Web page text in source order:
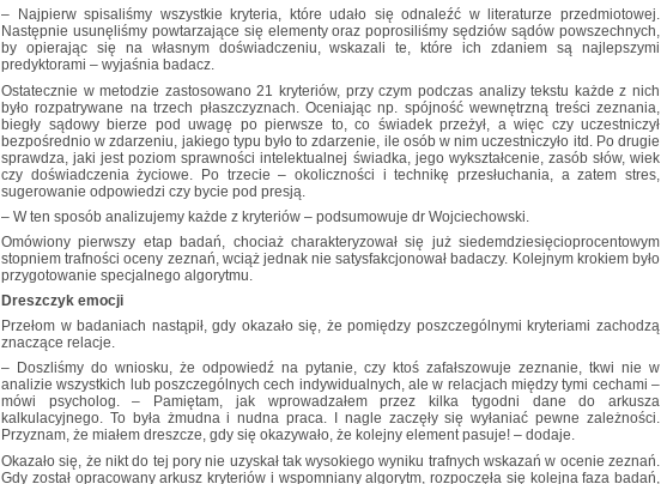
– Najpierw spisaliśmy wszystkie kryteria, które udało się odnaleźć w literaturze przedmiotowej.
Następnie usunęliśmy powtarzające się elementy oraz poprosiliśmy sędziów sądów powszechnych,
by opierając się na własnym doświadczeniu, wskazali te, które ich zdaniem są najlepszymi
predyktorami – wyjaśnia badacz.
Ostatecznie w metodzie zastosowano 21 kryteriów, przy czym podczas analizy tekstu każde z nich
było rozpatrywane na trzech płaszczyznach. Oceniając np. spójność wewnętrzną treści zeznania,
biegły sądowy bierze pod uwagę po pierwsze to, co świadek przeżył, a więc czy uczestniczył
bezpośrednio w zdarzeniu, jakiego typu było to zdarzenie, ile osób w nim uczestniczyło itd. Po drugie
sprawdza, jaki jest poziom sprawności intelektualnej świadka, jego wykształcenie, zasób słów, wiek
czy doświadczenia życiowe. Po trzecie – okoliczności i technikę przesłuchania, a zatem stres,
sugerowanie odpowiedzi czy bycie pod presją.
– W ten sposób analizujemy każde z kryteriów – podsumowuje dr Wojciechowski.
Omówiony pierwszy etap badań, chociaż charakteryzował się już siedemdziesięcioprocentowym
stopniem trafności oceny zeznań, wciąż jednak nie satysfakcjonował badaczy. Kolejnym krokiem było
przygotowanie specjalnego algorytmu.
Dreszczyk emocji
Przełom w badaniach nastąpił, gdy okazało się, że pomiędzy poszczególnymi kryteriami zachodzą
znaczące relacje.
– Doszliśmy do wniosku, że odpowiedź na pytanie, czy ktoś zafałszowuje zeznanie, tkwi nie w
analizie wszystkich lub poszczególnych cech indywidualnych, ale w relacjach między tymi cechami –
mówi psycholog. – Pamiętam, jak wprowadzałem przez kilka tygodni dane do arkusza
kalkulacyjnego. To była żmudna i nudna praca. I nagle zaczęły się wyłaniać pewne zależności.
Przyznam, że miałem dreszcze, gdy się okazywało, że kolejny element pasuje! – dodaje.
Okazało się, że nikt do tej pory nie uzyskał tak wysokiego wyniku trafnych wskazań w ocenie zeznań.
Gdy został opracowany arkusz kryteriów i wspomniany algorytm, rozpoczęła się kolejna faza badań,